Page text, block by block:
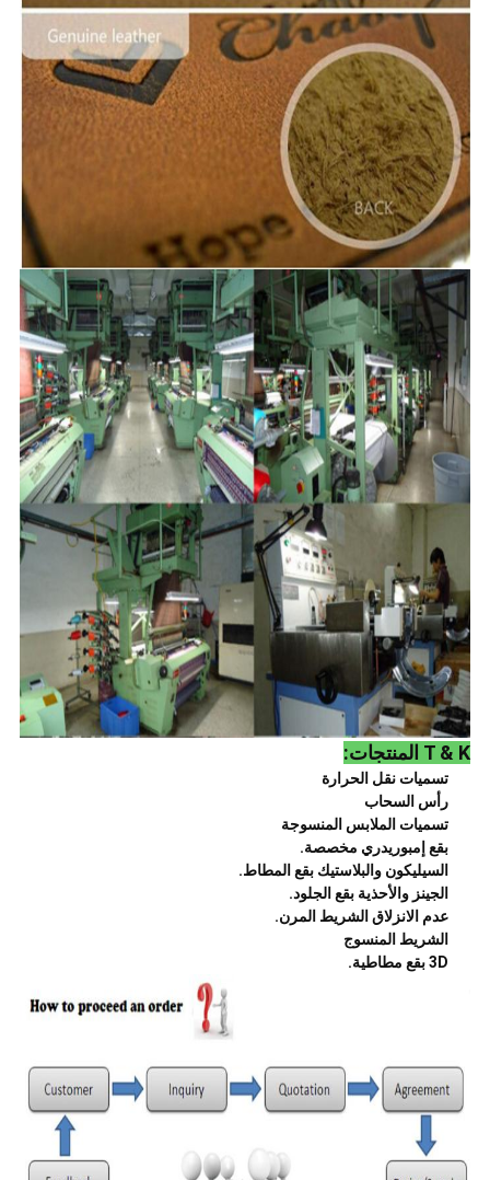
T & K المنتجات:
تسميات نقل الحرارة
رأس السحاب
تسميات الملابس المنسوجة
بقع إمبوريدري مخصصة.
السيليكون والبلاستيك بقع المطاط.
الجينز والأحذية بقع الجلود.
عدم الانزلاق الشريط المرن.
الشريط المنسوج
3D بقع مطاطية.